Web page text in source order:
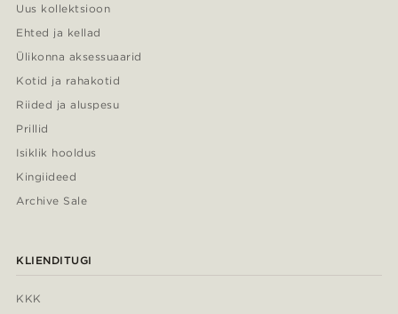
Uus kollektsioon
Ehted ja kellad
Ülikonna aksessuaarid
Kotid ja rahakotid
Riided ja aluspesu
Prillid
Isiklik hooldus
Kingiideed
Archive Sale
KLIENDITUGI
KKK